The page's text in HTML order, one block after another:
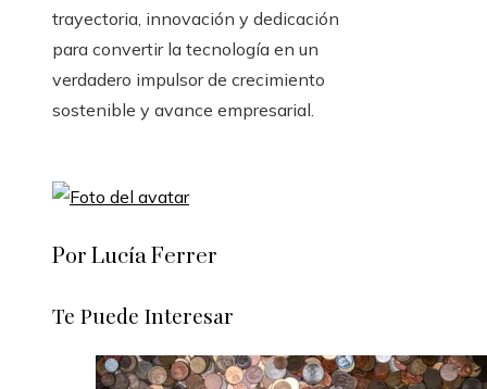
trayectoria, innovación y dedicación
para convertir la tecnología en un
verdadero impulsor de crecimiento
sostenible y avance empresarial.
Por Lucía Ferrer
Te Puede Interesar